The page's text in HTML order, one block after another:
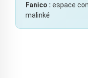
Fanico : espace
malinké